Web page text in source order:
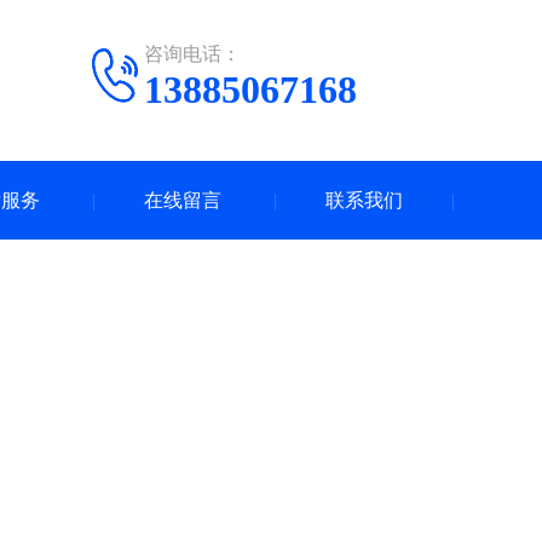
咨询电话：
13885067168
务 在线留言 联系我们